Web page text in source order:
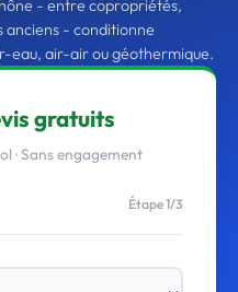
- entre copropriétés,
anciens - conditionne
eau, air-air ou géothermique.
gratuits
· Sans engagement
Étape 1/3